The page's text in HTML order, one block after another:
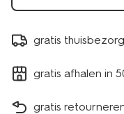
gratis
gratis afhalen in
gratis